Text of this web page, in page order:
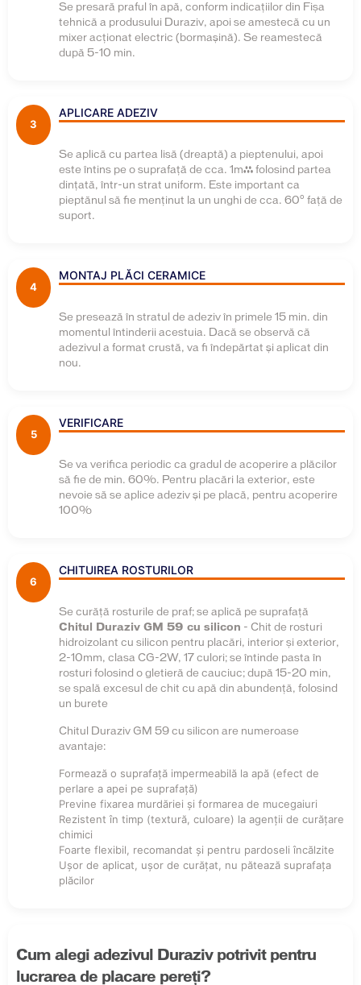
Se presară praful în apă, conform indicațiilor din Fișa
tehnică a produsului Duraziv, apoi se amestecă cu un
mixer acţionat electric (bormaşină). Se reamestecă
după 5-10 min.
3
APLICARE ADEZIV
Se aplică cu partea lisă (dreaptă) a pieptenului, apoi
este întins pe o suprafaţă de cca. 1m² folosind partea
dinţată, într-un strat uniform. Este important ca
pieptănul să fie menţinut la un unghi de cca. 60° faţă de
suport.
4
MONTAJ PLĂCI CERAMICE
Se presează în stratul de adeziv în primele 15 min. din
momentul întinderii acestuia. Dacă se observă că
adezivul a format crustă, va fi îndepărtat şi aplicat din
nou.
5
VERIFICARE
Se va verifica periodic ca gradul de acoperire a plăcilor
să fie de min. 60%. Pentru placări la exterior, este
nevoie să se aplice adeziv şi pe placă, pentru acoperire
100%
6
CHITUIREA ROSTURILOR
Se curăţă rosturile de praf; se aplică pe suprafață
Chitul Duraziv GM 59 cu silicon - Chit de rosturi
hidroizolant cu silicon pentru placări, interior și exterior,
2-10mm, clasa CG-2W, 17 culori; se întinde pasta în
rosturi folosind o gletieră de cauciuc; după 15-20 min,
se spală excesul de chit cu apă din abundență, folosind
un burete
Chitul Duraziv GM 59 cu silicon are numeroase
avantaje:
Formează o suprafaţă impermeabilă la apă (efect de
perlare a apei pe suprafață)
Previne fixarea murdăriei şi formarea de mucegaiuri
Rezistent în timp (textură, culoare) la agenţii de curăţare
chimici
Foarte flexibil, recomandat şi pentru pardoseli încălzite
Uşor de aplicat, uşor de curăţat, nu pătează suprafaţa
plăcilor
Cum alegi adezivul Duraziv potrivit pentru
lucrarea de placare pereți?